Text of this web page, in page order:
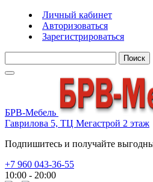
Личный кабинет
Авторизоваться
Зарегистрироваться
Поиск
БРВ-Мебель
Гаврилова 5, ТЦ Мегастрой 2 этаж
Подпишитесь и получайте
+7 960 043-36-55
10:00 - 20:00